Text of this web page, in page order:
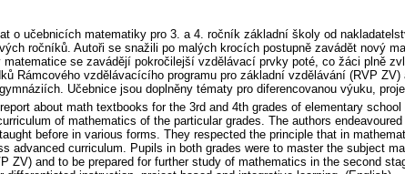
o učebnicích matematiky pro 3. a 4. ročník základní školy od
ročníků. Autoři se snažili po malých krocích postupně zavádět nový
matematice se zavádějí pokročilejší vzdělávací prvky poté, co žáci plně
Rámcového vzdělávacícího programu pro základní vzdělávání (RVP
Učebnice jsou doplněny tématy pro diferencovanou výuku,
about math textbooks for the 3rd and 4th grades of elementary
of mathematics of the particular grades. The authors
before in various forms. They respected the principle that in
advanced curriculum. Pupils in both grades were to master the subject
ZV) and to be prepared for further study of mathematics in the second